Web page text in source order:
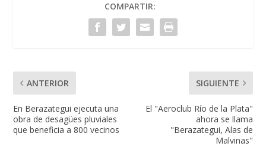
COMPARTIR:
ANTERIOR
En Berazategui ejecuta una
obra de desagües pluviales
que beneficia a 800 vecinos
SIGUIENTE
El "Aeroclub Río de la Plata"
ahora se llama
"Berazategui, Alas de
Malvinas"